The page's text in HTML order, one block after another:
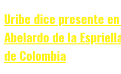
Uribe dice presente
Abelardo de la
de Colombia